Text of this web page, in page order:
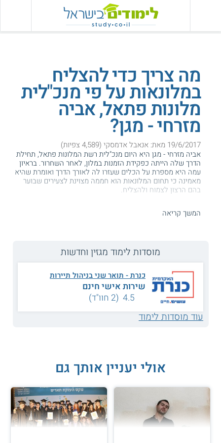
מה צריך כדי להצליח
במלונאות על פי מנכ"לית
מלונות פתאל, אביה
מזרחי - מגן?
19/6/2017 מאת: אנאבל אדמסקי (4,589 צפיות)
אביה מזרחי - מגן היא היום מנכ"לית רשת המלונות פתאל, תחילת
הדרך שלה הייתה כפקידת הזמנות במלון, לאחר השחרור. בראיון
עמה היא מספרת על הכלים שעזרו לה לאורך הדרך ואומרת שהיא
מאמינה כי תחום המלונאות הוא חממה מצוינת לצעירים שבוער
בהם הרצון לצמוח ולהצליח.
המידע באתר הועיל ל87% מהגולשים.
לצמוח מלמטה, עד לכיסא המנכ"ל: אביה מזרחי - מגן,
מנכ"לית מלונות פתאל, משתפת בכלים להצלחה בתחום
המלונאות
לפני 17 שנה, הגיעה אביה מזרחי - מגן לרשת מלונות "פתאל"
המשך קריאה
מוסדות לימוד מגזין וחדשות
כנרת - תואר שני בניהול תיירות
שירות אישי חינם
4.5 (2 חוו"ד)
עוד מוסדות לימוד
אולי יעניין אותך גם